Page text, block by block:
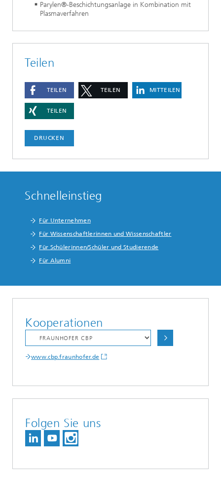
Parylen®-Beschichtungsanlage in Kombination mit
Plasmaverfahren
Teilen
TEILEN TEILEN MITTEILEN
TEILEN
DRUCKEN
Schnelleinstieg
Für Unternehmen
Für Wissenschaftlerinnen und Wissenschaftler
Für Schülerinnen/Schüler und Studierende
Für Alumni
Kooperationen
www.cbp.fraunhofer.de
Folgen Sie uns